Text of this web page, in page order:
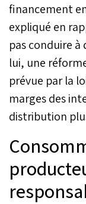
financement
expliqué en
pas conduire à
lui, une
prévue par la
marges des
distribution